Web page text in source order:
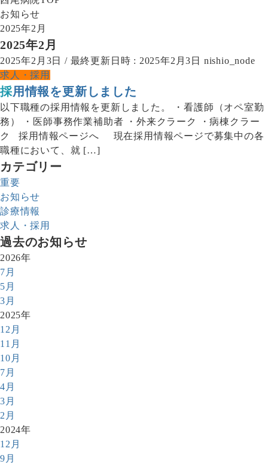
お知らせ
2025年2月
2025年2月
2025年2月3日 / 最終更新日時 : 2025年2月3日 nishio_node
求人・採用
採用情報を更新しました
以下職種の採用情報を更新しました。 ・看護師（オペ室勤
務） ・医師事務作業補助者 ・外来クラーク ・病棟クラー
ク 採用情報ページへ 現在採用情報ページで募集中の各
職種において、就 […]
カテゴリー
重要
お知らせ
診療情報
求人・採用
過去のお知らせ
2026年
7月
5月
3月
2025年
12月
11月
10月
7月
4月
3月
2月
2024年
12月
9月